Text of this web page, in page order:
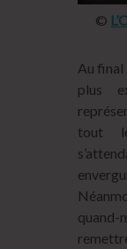
©
Au final
plus
tout